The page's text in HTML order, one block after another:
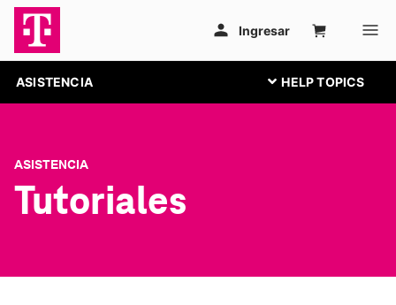
ASISTENCIA
ASISTENCIA
Tutoriales